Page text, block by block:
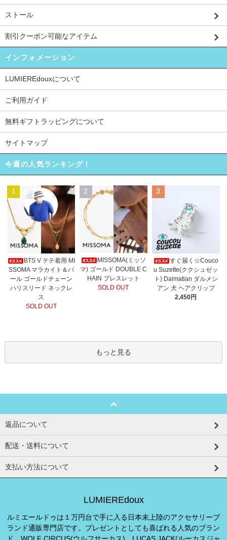
ストール
割引クーポン可能なアイテム
インフォメーション
LUMIEREdouxについて
ご利用ガイド
無料ギフトラッピングについて
サイトマップ
今週の人気ランキング！
1
BTS V テテ着用 MI
SSOMA マラカイト＆パ
ール ゴールドチェーン
ハリスリード ネックレ
ス
SOLD OUT
2
MISSOMA(ミッソ
マ) ゴールド DOUBLE C
HAIN ブレスレット
SOLD OUT
3
すぐ届く☆Couco
u Suzette(ククシュゼッ
ト) Dalmatian ダルメシ
アン 犬 ヘアクリップ
2,450円
もっと見る
返品について
配送・送料について
支払い方法について
LUMIEREdoux
ルミエールドゥは１万円台で手に入る日本未上陸のアクセサリーブ
ランド通販専門店です。プレゼントとしても喜ばれる人気のブラン
ド、WOLF CIRCUS(ウルフサーカス)、LUCAS JACK(ルーカスジャ